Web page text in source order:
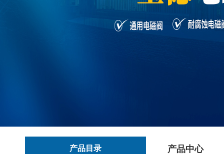
产品目录 产品中心